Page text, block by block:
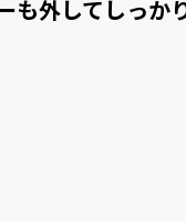
も外してしっか